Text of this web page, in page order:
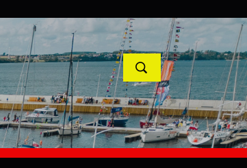
PROJEKTY UNIJNE KONTAKT
POPRZEDNI NASTĘPNY